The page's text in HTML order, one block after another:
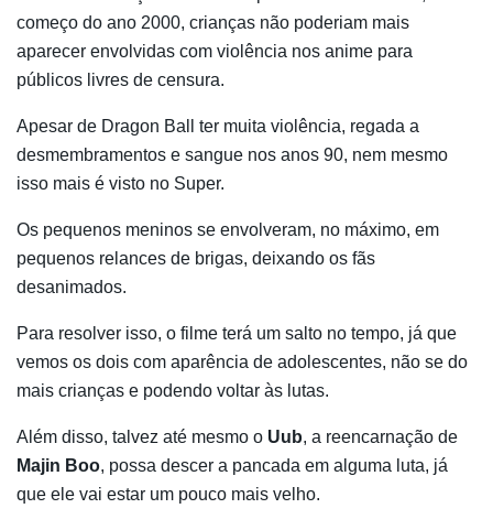
começo do ano 2000, crianças não poderiam mais
aparecer envolvidas com violência nos anime para
públicos livres de censura.
Apesar de Dragon Ball ter muita violência, regada a
desmembramentos e sangue nos anos 90, nem mesmo
isso mais é visto no Super.
Os pequenos meninos se envolveram, no máximo, em
pequenos relances de brigas, deixando os fãs
desanimados.
Para resolver isso, o filme terá um salto no tempo, já que
vemos os dois com aparência de adolescentes, não se do
mais crianças e podendo voltar às lutas.
Além disso, talvez até mesmo o Uub, a reencarnação de
Majin Boo, possa descer a pancada em alguma luta, já
que ele vai estar um pouco mais velho.